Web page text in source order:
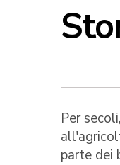
Per
parte dei